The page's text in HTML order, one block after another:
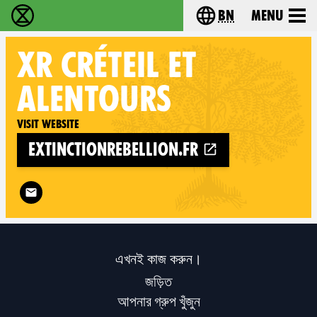
বিলুপ্তি বিদ্রোহ - Home Choose your
bn Menu
XR CRÉTEIL ET
ALENTOURS
Visit website
extinctionrebellion.fr
Follow XR Créteil et alentours on
এখনই কাজ করুন।
জড়িত
আপনার গ্রুপ খুঁজুন